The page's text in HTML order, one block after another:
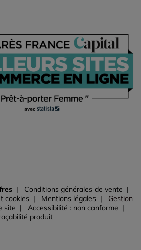
Conditions générales de vente
cookies
Mentions légales
Gestion
site
Accessibilité : non conforme
produit